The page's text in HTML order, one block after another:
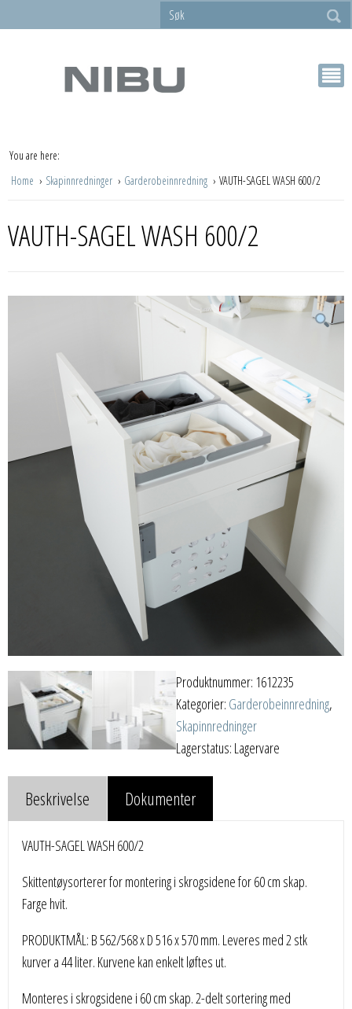
You are here:
Home
Skapinnredninger Garderobeinnredning VAUTH-SAGEL WASH 600/2
VAUTH-SAGEL WASH 600/2
Produktnummer: 1612235
Kategorier: Garderobeinnredning,
Skapinnredninger
Lagerstatus: Lagervare
Beskrivelse Dokumenter
VAUTH-SAGEL WASH 600/2
Skittentøysorterer for montering i skrogsidene for 60 cm skap.
Farge hvit.
PRODUKTMÅL: B 562/568 x D 516 x 570 mm. Leveres med 2 stk
kurver a 44 liter. Kurvene kan enkelt løftes ut.
Monteres i skrogsidene i 60 cm skap. 2-delt sortering med